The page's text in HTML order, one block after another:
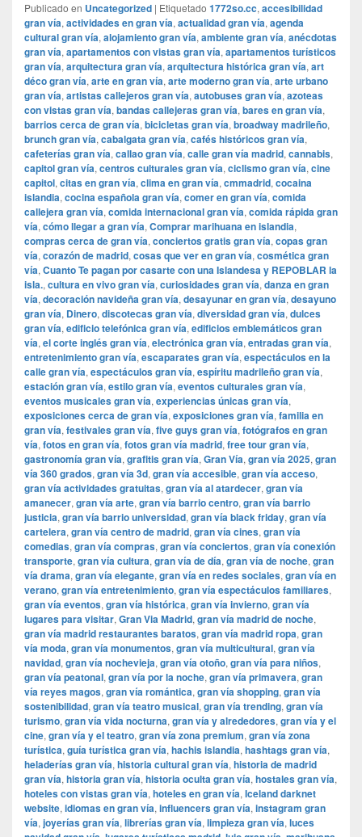
Publicado en Uncategorized | Etiquetado 1772so.cc, accesibilidad
gran vía, actividades en gran vía, actualidad gran vía, agenda
cultural gran vía, alojamiento gran vía, ambiente gran vía, anécdotas
gran vía, apartamentos con vistas gran vía, apartamentos turísticos
gran vía, arquitectura gran vía, arquitectura histórica gran vía, art
déco gran vía, arte en gran vía, arte moderno gran vía, arte urbano
gran vía, artistas callejeros gran vía, autobuses gran vía, azoteas
con vistas gran vía, bandas callejeras gran vía, bares en gran vía,
barrios cerca de gran vía, bicicletas gran vía, broadway madrileño,
brunch gran vía, cabalgata gran vía, cafés históricos gran vía,
cafeterías gran vía, callao gran vía, calle gran vía madrid, cannabis,
capitol gran vía, centros culturales gran vía, ciclismo gran vía, cine
capitol, citas en gran vía, clima en gran vía, cmmadrid, cocaina
islandia, cocina española gran vía, comer en gran vía, comida
callejera gran vía, comida internacional gran vía, comida rápida gran
vía, cómo llegar a gran vía, Comprar marihuana en islandia,
compras cerca de gran vía, conciertos gratis gran vía, copas gran
vía, corazón de madrid, cosas que ver en gran vía, cosmética gran
vía, Cuanto Te pagan por casarte con una Islandesa y REPOBLAR la
isla., cultura en vivo gran vía, curiosidades gran vía, danza en gran
vía, decoración navideña gran vía, desayunar en gran vía, desayuno
gran vía, Dinero, discotecas gran vía, diversidad gran vía, dulces
gran vía, edificio telefónica gran vía, edificios emblemáticos gran
vía, el corte inglés gran vía, electrónica gran vía, entradas gran vía,
entretenimiento gran vía, escaparates gran vía, espectáculos en la
calle gran vía, espectáculos gran vía, espíritu madrileño gran vía,
estación gran vía, estilo gran vía, eventos culturales gran vía,
eventos musicales gran vía, experiencias únicas gran vía,
exposiciones cerca de gran vía, exposiciones gran vía, familia en
gran vía, festivales gran vía, five guys gran vía, fotógrafos en gran
vía, fotos en gran vía, fotos gran vía madrid, free tour gran vía,
gastronomía gran vía, grafitis gran vía, Gran Vía, gran vía 2025, gran
vía 360 grados, gran vía 3d, gran vía accesible, gran vía acceso,
gran vía actividades gratuitas, gran vía al atardecer, gran vía
amanecer, gran vía arte, gran vía barrio centro, gran vía barrio
justicia, gran vía barrio universidad, gran vía black friday, gran vía
cartelera, gran vía centro de madrid, gran vía cines, gran vía
comedias, gran vía compras, gran vía conciertos, gran vía conexión
transporte, gran vía cultura, gran vía de día, gran vía de noche, gran
vía drama, gran vía elegante, gran vía en redes sociales, gran vía en
verano, gran vía entretenimiento, gran vía espectáculos familiares,
gran vía eventos, gran vía histórica, gran vía invierno, gran vía
lugares para visitar, ​​Gran Via Madrid, gran vía madrid de noche,
gran vía madrid restaurantes baratos, gran vía madrid ropa, gran
vía moda, gran vía monumentos, gran vía multicultural, gran vía
navidad, gran vía nochevieja, gran vía otoño, gran vía para niños,
gran vía peatonal, gran vía por la noche, gran vía primavera, gran
vía reyes magos, gran vía romántica, gran vía shopping, gran vía
sostenibilidad, gran vía teatro musical, gran vía trending, gran vía
turismo, gran vía vida nocturna, gran vía y alrededores, gran vía y el
cine, gran vía y el teatro, gran vía zona premium, gran vía zona
turística, guía turística gran vía, hachis islandia, hashtags gran vía,
heladerías gran vía, historia cultural gran vía, historia de madrid
gran vía, historia gran vía, historia oculta gran vía, hostales gran vía,
hoteles con vistas gran vía, hoteles en gran vía, Iceland darknet
website, idiomas en gran vía, influencers gran vía, instagram gran
vía, joyerías gran vía, librerías gran vía, limpieza gran vía, luces